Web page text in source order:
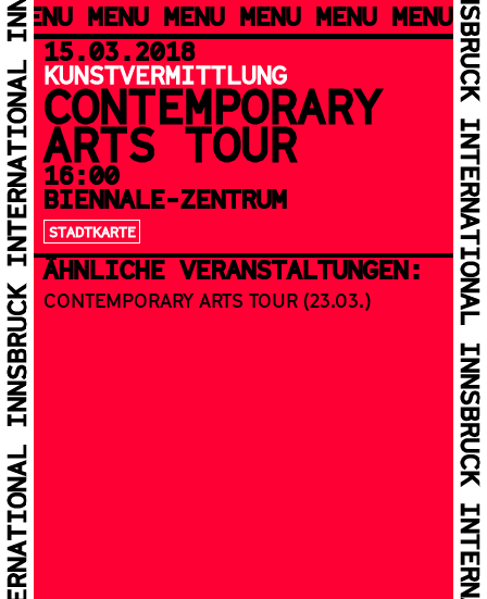
MENU MENU MENU MENU MENU MENU
15.03.2018
KUNSTVERMITTLUNG
CONTEMPORARY
ARTS TOUR
16:00
BIENNALE-ZENTRUM
STADTKARTE
ÄHNLICHE VERANSTALTUNGEN:
CON­TEM­PO­R­A­RY ARTS TOUR (23.03.)